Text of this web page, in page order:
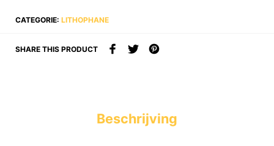
CATEGORIE: LITHOPHANE
SHARE THIS PRODUCT
Beschrijving